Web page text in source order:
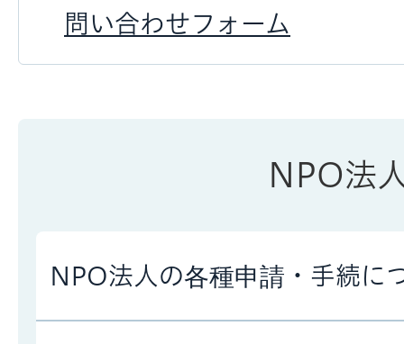
問い合わせフォーム
NPO法
NPO法人の各種申請・手続に